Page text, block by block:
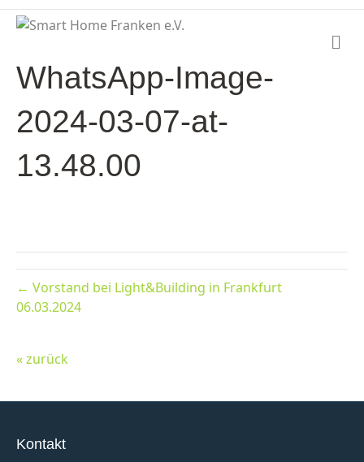
WhatsApp-Image-
2024-03-07-at-
13.48.00
← Vorstand bei Light&Building in Frankfurt
06.03.2024
« zurück
Kontakt